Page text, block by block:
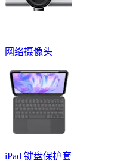
网络摄像头
iPad 键盘保护套